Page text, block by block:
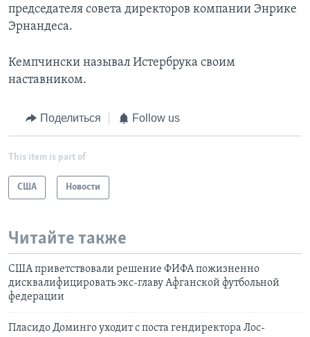
председателя совета директоров компании Энрике
Эрнандеса.
Кемпчински называл Истербрука своим
наставником.
Поделиться Follow us
This item is part of
США Новости
Читайте также
США приветствовали решение ФИФА пожизненно
дисквалифицировать экс-главу Афганской футбольной
федерации
Пласидо Доминго уходит с поста гендиректора Лос-